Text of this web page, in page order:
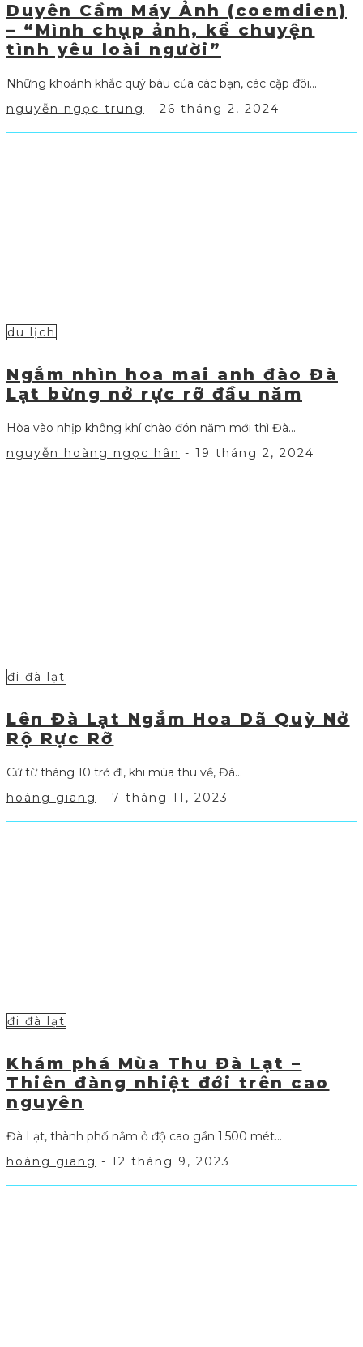
Duyên Cầm Máy Ảnh (coemdien)
– “Mình chụp ảnh, kể chuyện
tình yêu loài người”
Những khoảnh khắc quý báu của các bạn, các cặp đôi...
nguyễn ngọc trung - 26 tháng 2, 2024
du lịch
Ngắm nhìn hoa mai anh đào Đà
Lạt bừng nở rực rỡ đầu năm
Hòa vào nhịp không khí chào đón năm mới thì Đà...
nguyễn hoàng ngọc hân - 19 tháng 2, 2024
đi đà lạt
Lên Đà Lạt Ngắm Hoa Dã Quỳ Nở
Rộ Rực Rỡ
Cứ từ tháng 10 trở đi, khi mùa thu về, Đà...
hoàng giang - 7 tháng 11, 2023
đi đà lạt
Khám phá Mùa Thu Đà Lạt –
Thiên đàng nhiệt đới trên cao
nguyên
Đà Lạt, thành phố nằm ở độ cao gần 1.500 mét...
hoàng giang - 12 tháng 9, 2023